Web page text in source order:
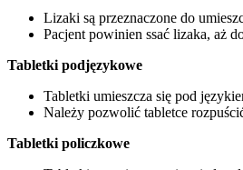
Lizaki są przeznaczone do
Pacjent powinien ssać lizaka, aż
Tabletki podjęzykowe
Tabletki umieszcza się pod
Należy pozwolić tabletce
Tabletki policzkowe